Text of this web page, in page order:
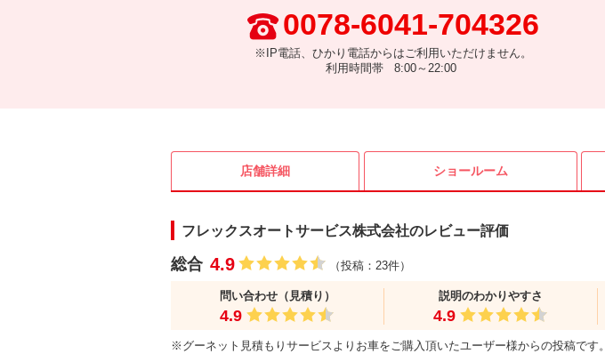
0078-6041-704326
※IP電話、ひかり電話からはご利用いただけません。
利用時間帯 8:00～22:00
店舗詳細 ショールーム
フレックスオートサービス株式会社のレビュー評価
総合 4.9 （投稿：23件）
問い合わせ（見積り）
4.9
説明のわかりやすさ
4.9
※グーネット見積もりサービスよりお車をご購入頂いたユーザー様からの投稿です。